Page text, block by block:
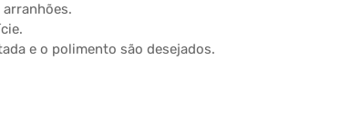
e o polimento são desejados.